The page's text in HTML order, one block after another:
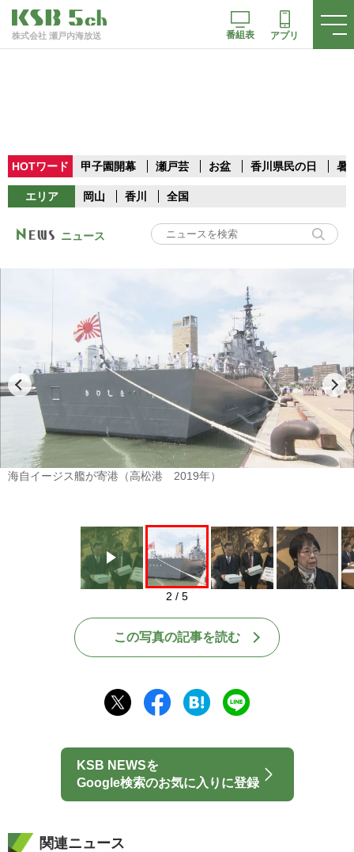
株式会社 瀬戸内海放送 番組表 アプリ
HOTワード 甲子園開幕 瀬戸芸 お盆 香川県民の日 暑
エリア 岡山 香川 全国
ニュース
Play
海自イージス艦が寄港（高松港 2019年）
2 / 5
この写真の記事を読む
KSB NEWSを
Google検索のお気に入りに登録
関連ニュース